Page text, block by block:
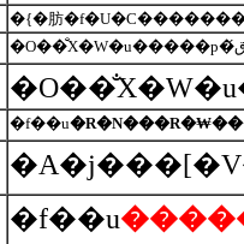
�{�肪
�f��u�R�N���R�₩��
�f��u